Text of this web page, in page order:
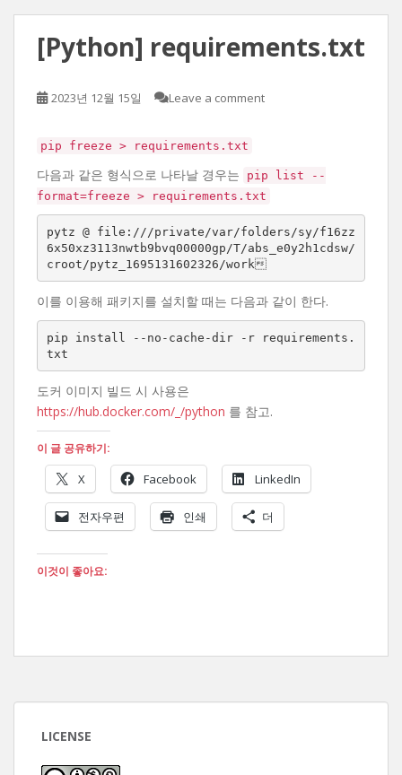
[Python] requirements.txt
2023년 12월 15일 Leave a comment
pip freeze > requirements.txt
다음과 같은 형식으로 나타날 경우는
pip list --
format=freeze > requirements.txt
pytz @ file:///private/var/folders/sy/f16zz
6x50xz3113nwtb9bvq00000gp/T/abs_e0y2h1cdsw/
croot/pytz_1695131602326/work
이를 이용해 패키지를 설치할 때는 다음과 같이 한다.
pip install --no-cache-dir -r requirements.
txt
도커 이미지 빌드 시 사용은
https://hub.docker.com/_/python 를 참고.
이 글 공유하기:
X Facebook LinkedIn
전자우편 인쇄 더
이것이 좋아요:
LICENSE